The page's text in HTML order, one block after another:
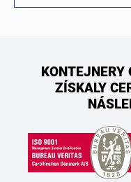
KONTEJNERY
ZÍSKALY